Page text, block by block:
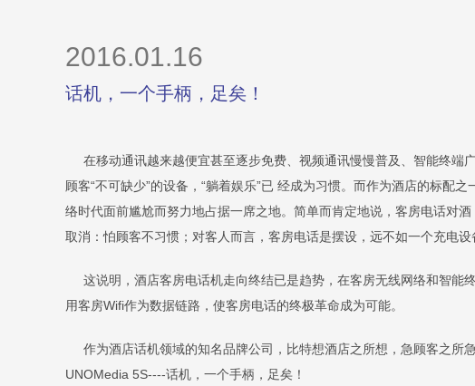
2016.01.16
话机，一个手柄，足矣！
在移动通讯越来越便宜甚至逐步免费、视频通讯慢慢普及、智能终端
顾客“不可缺少”的设备，“躺着娱乐”已 经成为习惯。而作为酒店的标配
络时代面前尴尬而努力地占据一席之地。简单而肯定地说，客房电话对
取消：怕顾客不习惯；对客人而言，客房电话是摆设，远不如一个充电设
这说明，酒店客房电话机走向终结已是趋势，在客房无线网络和智能
用客房Wifi作为数据链路，使客房电话的终极革命成为可能。
作为酒店话机领域的知名品牌公司，比特想酒店之所想，急顾客之所
UNOMedia 5S----话机，一个手柄，足矣！